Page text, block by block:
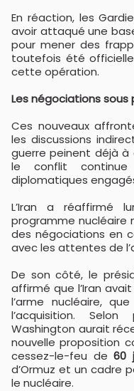
En réaction, les
avoir attaqué une
pour mener des
toutefois été
cette opération.
Les négociations sous
Ces nouveaux
les discussions
guerre peinent déjà à
le conflit
diplomatiques
L’Iran a réaffirmé
programme nucléaire
des négociations en
avec les attentes de
De son côté, le
affirmé que l’Iran
l’arme nucléaire,
l’acquisition. Selon
Washington aurait
nouvelle proposition
cessez-le-feu de60
d’Ormuz et un cadre
le nucléaire.